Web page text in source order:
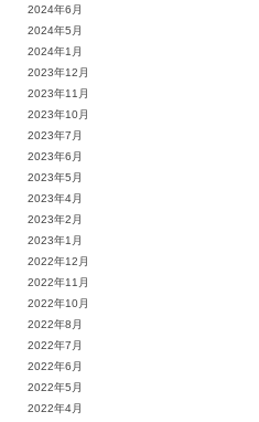
2024年6月
2024年5月
2024年1月
2023年12月
2023年11月
2023年10月
2023年7月
2023年6月
2023年5月
2023年4月
2023年2月
2023年1月
2022年12月
2022年11月
2022年10月
2022年8月
2022年7月
2022年6月
2022年5月
2022年4月